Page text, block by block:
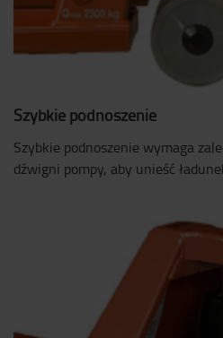
Szybkie podnoszenie
Szybkie podnoszenie wymaga
dźwigni pompy, aby unieść